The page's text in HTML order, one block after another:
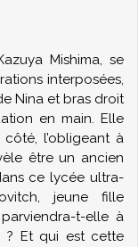
Mishima, se
interposées,
Nina et bras droit
en main. Elle
l’obligeant à
être un ancien
ce lycée ultra-
jeune fille
t-elle à
? Et qui est cette